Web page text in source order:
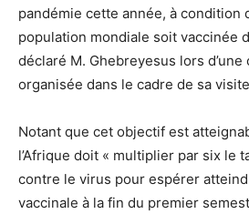
pandémie cette année, à condition
population mondiale soit vaccinée
déclaré M. Ghebreyesus lors
organisée dans le cadre de sa
Notant que cet objectif est
l’Afrique doit « multiplier par six le
contre le virus pour espérer
vaccinale à la fin du premier